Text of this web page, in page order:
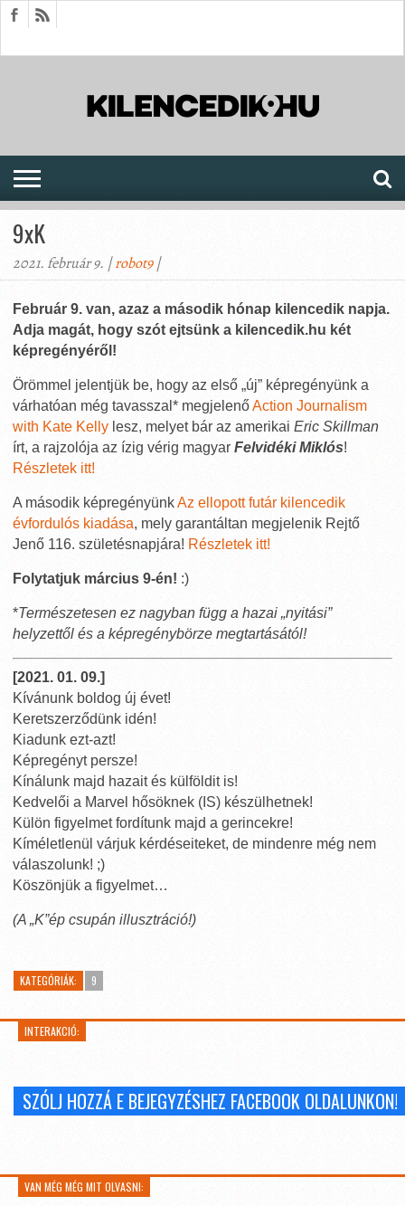
9xK
2021. február 9. |robot9|
Február 9. van, azaz a második hónap kilencedik napja.
Adja magát, hogy szót ejtsünk a kilencedik.hu két
képregényéről!
Örömmel jelentjük be, hogy az első „új” képregényünk a
várhatóan még tavasszal* megjelenőAction Journalism
with Kate Kelly lesz, melyet bár az amerikai Eric Skillman
írt, a rajzolója az ízig vérig magyar Felvidéki Miklós!
Részletek itt!
A második képregényünkAz ellopott futár kilencedik
évfordulós kiadása, mely garantáltan megjelenik Rejtő
Jenő 116. születésnapjára! Részletek itt!
Folytatjuk március 9-én! :)
*Természetesen ez nagyban függ a hazai „nyitási”
helyzettől és a képregénybörze megtartásától!
[2021. 01. 09.]
Kívánunk boldog új évet!
Keretszerződünk idén!
Kiadunk ezt-azt!
Képregényt persze!
Kínálunk majd hazait és külföldit is!
Kedvelői a Marvel hősöknek (IS) készülhetnek!
Külön figyelmet fordítunk majd a gerincekre!
Kíméletlenül várjuk kérdéseiteket, de mindenre még nem
válaszolunk! ;)
Köszönjük a figyelmet…
(A „K”ép csupán illusztráció!)
KATEGÓRIÁK: 9
INTERAKCIÓ:
SZÓLJ HOZZÁ E BEJEGYZÉSHEZ FACEBOOK OLDALUNKON!
VAN MÉG MÉG MIT OLVASNI: